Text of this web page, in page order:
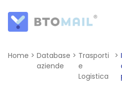
Home > Database
aziende
> Trasporti
e
Logistica
>